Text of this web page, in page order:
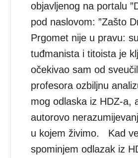
objavljenog na portalu
pod naslovom: ”Zašto
Prgomet nije u pravu:
tuđmanista i titoista je
očekivao sam od
profesora ozbiljnu
mog odlaska iz HDZ-a,
autorovo
u kojem živimo. Kad
spominjem odlazak iz